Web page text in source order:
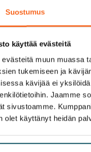
Suostumus
käyttää evästeitä
evästeitä muun muassa
tukemiseen ja
kävijää ei
Jaamme
sivustoamme.
olet käyttänyt heidän
yhteyttä operaattoriin
Kyllä